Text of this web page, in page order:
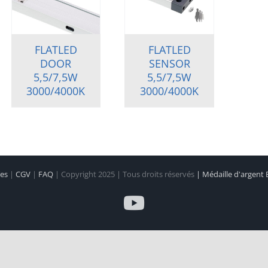
FLATLED
DOOR
5,5/7,5W
3000/4000K
FLATLED
SENSOR
5,5/7,5W
3000/4000K
| CGV | FAQ | Copyright 2025 | Tous droits réservés | Médaille d'argent